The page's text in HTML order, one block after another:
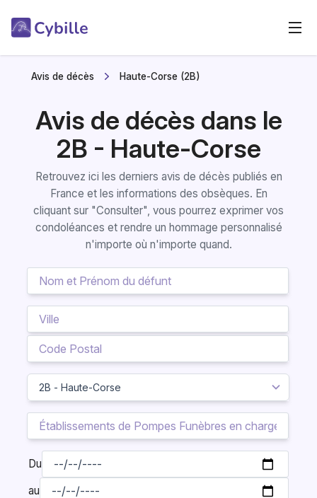
Avis de décès Haute-Corse (2B)
Avis de décès dans le
2B - Haute-Corse
Retrouvez ici les derniers avis de décès publiés en
France et les informations des obsèques. En
cliquant sur "Consulter", vous pourrez exprimer vos
condoléances et rendre un hommage personnalisé
n'importe où n'importe quand.
Du
au